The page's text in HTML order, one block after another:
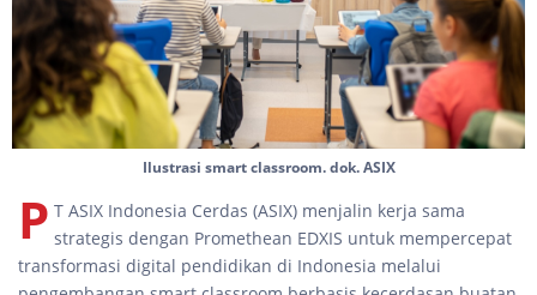
Ilustrasi smart classroom. dok. ASIX
P T ASIX Indonesia Cerdas (ASIX) menjalin kerja sama
strategis dengan Promethean EDXIS untuk mempercepat
transformasi digital pendidikan di Indonesia melalui